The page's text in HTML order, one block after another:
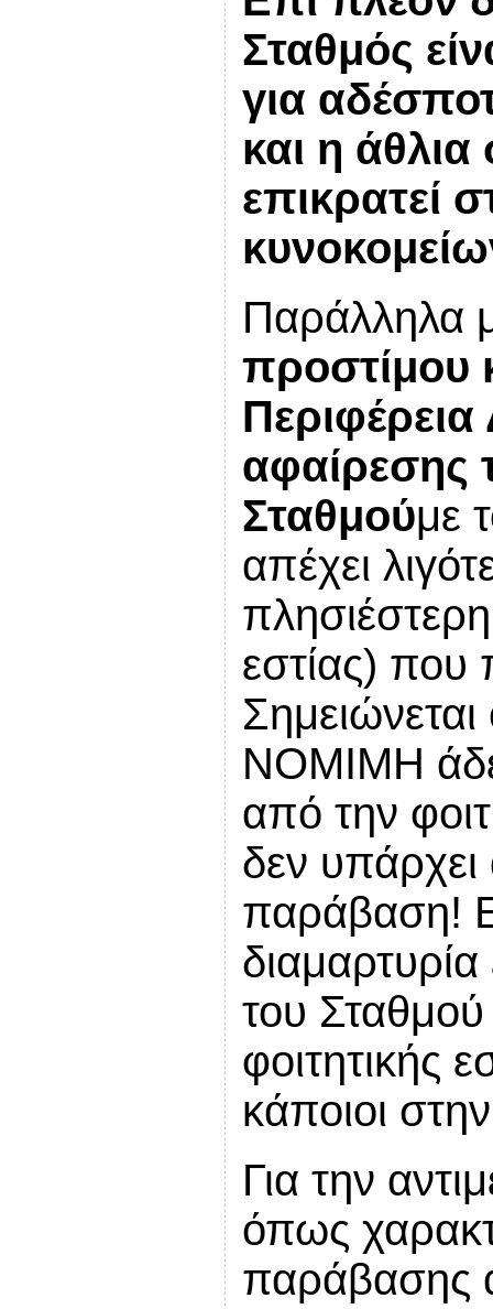
Σταθμός
για
και η
επικρατεί
Παράλληλα
προστίμου
αφαίρεσης
Σταθμούμε
απέχει
πλησιέστερη
εστίας) που
ΝΟΜΙΜΗ
από την
δεν
παράβαση!
του
φοιτητικής
κάποιοι
Για την
όπως
παράβασης